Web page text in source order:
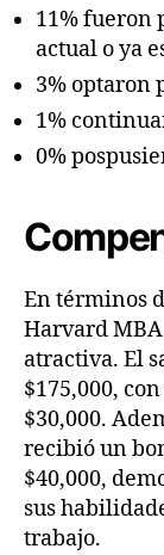
11% fueron
actual o ya
3% optaron
1%
0%
En términos
Harvard
atractiva. El
$175,000,
$30,000.
recibió un
$40,000,
sus
trabajo.